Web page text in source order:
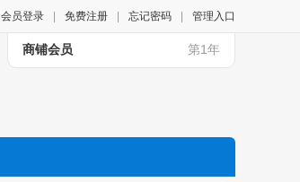
会员登录 免费注册 忘记密码 管理入口
商铺会员 第1年